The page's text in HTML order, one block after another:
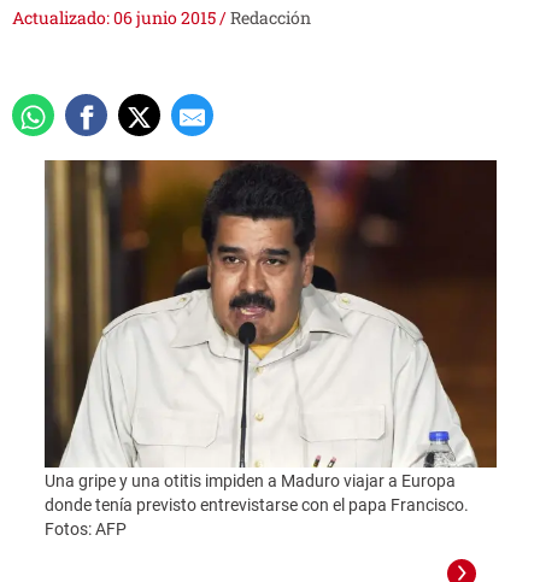
Actualizado: 06 junio 2015/Redacción
Una gripe y una otitis impiden a Maduro viajar a Europa
donde tenía previsto entrevistarse con el papa Francisco.
Fotos: AFP